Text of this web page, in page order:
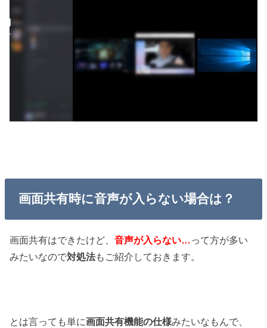
画面共有時に音声が入らない場合は？
画面共有はできたけど、音声が入らない…って方が多い
みたいなので対処法もご紹介しておきます。
とは言っても単に画面共有機能の仕様みたいなもんで、